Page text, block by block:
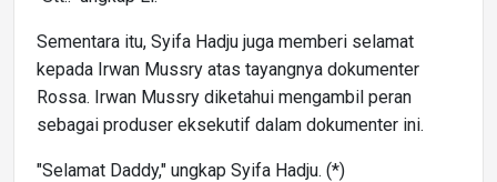
Sementara itu, Syifa Hadju juga memberi selamat
kepada Irwan Mussry atas tayangnya dokumenter
Rossa. Irwan Mussry diketahui mengambil peran
sebagai produser eksekutif dalam dokumenter ini.
"Selamat Daddy," ungkap Syifa Hadju. (*)